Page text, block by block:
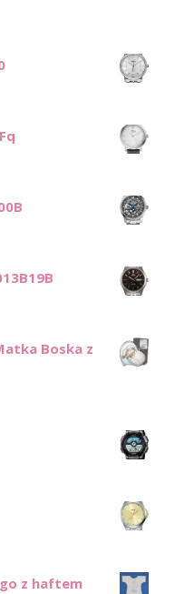
Boska z
z haftem